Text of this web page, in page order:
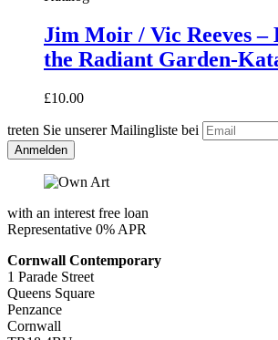
von
Blumen“.
Moir
/
Vic
–
Lord
of
the
Radiant
Garden-
Katalog
Jim Moir / Vic Reeves
the Radiant Garden-
£10.00
treten Sie unserer Mailingliste bei
with an interest free loan
Representative 0% APR
Cornwall Contemporary
1 Parade Street
Queens Square
Penzance
Cornwall